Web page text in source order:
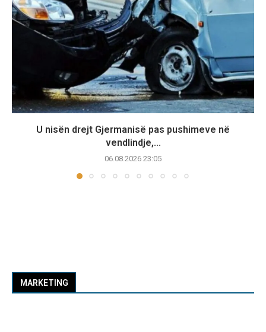
U nisën drejt Gjermanisë pas pushimeve në
vendlindje,...
06.08.2026 23:05
MARKETING